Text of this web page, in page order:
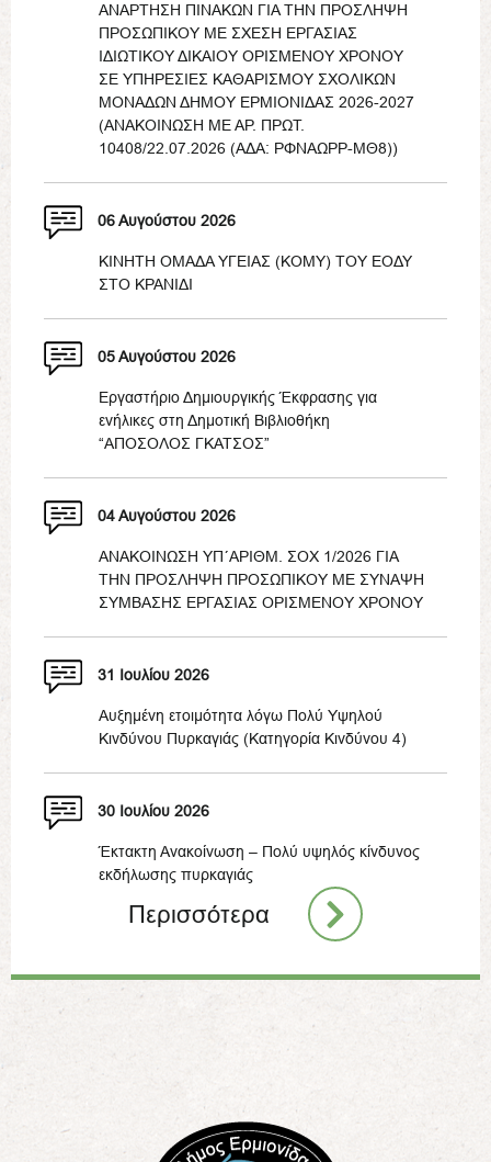
ΑΝΑΡΤΗΣΗ ΠΙΝΑΚΩΝ ΓΙΑ ΤΗΝ ΠΡΟΣΛΗΨΗ
ΠΡΟΣΩΠΙΚΟΥ ΜΕ ΣΧΕΣΗ ΕΡΓΑΣΙΑΣ
ΙΔΙΩΤΙΚΟΥ ΔΙΚΑΙΟΥ ΟΡΙΣΜΕΝΟΥ ΧΡΟΝΟΥ
ΣΕ ΥΠΗΡΕΣΙΕΣ ΚΑΘΑΡΙΣΜΟΥ ΣΧΟΛΙΚΩΝ
ΜΟΝΑΔΩΝ ΔΗΜΟΥ ΕΡΜΙΟΝΙΔΑΣ 2026-2027
(ΑΝΑΚΟΙΝΩΣΗ ΜΕ ΑΡ. ΠΡΩΤ.
10408/22.07.2026 (ΑΔΑ: ΡΦΝΑΩΡΡ-ΜΘ8))
06 Αυγούστου 2026
ΚΙΝΗΤΗ ΟΜΑΔΑ ΥΓΕΙΑΣ (ΚΟΜΥ) ΤΟΥ ΕΟΔΥ
ΣΤΟ ΚΡΑΝΙΔΙ
05 Αυγούστου 2026
Εργαστήριο Δημιουργικής Έκφρασης για
ενήλικες στη Δημοτική Βιβλιοθήκη
“ΑΠΟΣΟΛΟΣ ΓΚΑΤΣΟΣ”
04 Αυγούστου 2026
ΑΝΑΚΟΙΝΩΣΗ ΥΠ΄ΑΡΙΘΜ. ΣΟΧ 1/2026 ΓΙΑ
ΤΗΝ ΠΡΟΣΛΗΨΗ ΠΡΟΣΩΠΙΚΟΥ ΜΕ ΣΥΝΑΨΗ
ΣΥΜΒΑΣΗΣ ΕΡΓΑΣΙΑΣ ΟΡΙΣΜΕΝΟΥ ΧΡΟΝΟΥ
31 Ιουλίου 2026
Αυξημένη ετοιμότητα λόγω Πολύ Υψηλού
Κινδύνου Πυρκαγιάς (Κατηγορία Κινδύνου 4)
30 Ιουλίου 2026
Έκτακτη Ανακοίνωση – Πολύ υψηλός κίνδυνος
εκδήλωσης πυρκαγιάς
Περισσότερα